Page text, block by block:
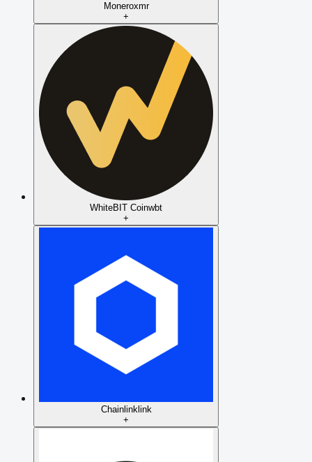
Moneroxmr
+
WhiteBIT Coinwbt
+
Chainlinklink
+